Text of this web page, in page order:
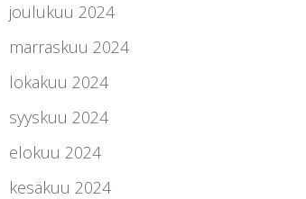
joulukuu 2024
marraskuu 2024
lokakuu 2024
syyskuu 2024
elokuu 2024
kesäkuu 2024